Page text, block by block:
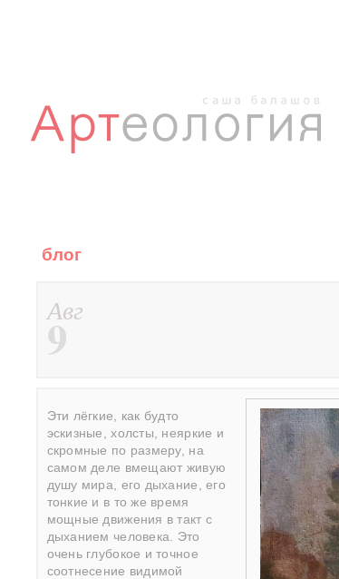
блог
Авг
9
Эти лёгкие, как будто
эскизные, холсты, неяркие и
скромные по размеру, на
самом деле вмещают живую
душу мира, его дыхание, его
тонкие и в то же время
мощные движения в такт с
дыханием человека. Это
очень глубокое и точное
соотнесение видимой